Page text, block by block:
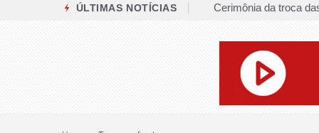
ÚLTIMAS NOTÍCIAS Cerimônia da troca
Tubarão realiza
Renato Casagrande